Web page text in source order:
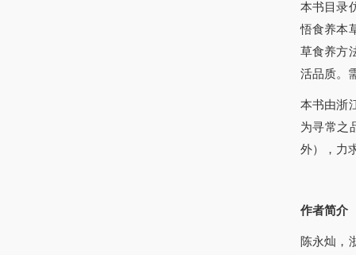
本书目录
悟食养本
草食养方
活品质。
本书由浙
为寻常之
外），力
作者简介
陈永灿，